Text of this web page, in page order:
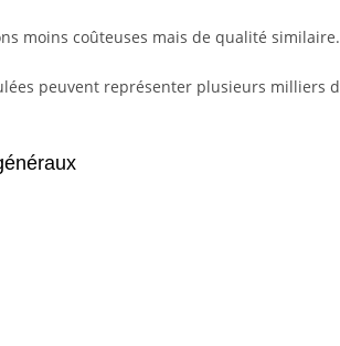
moins coûteuses mais de qualité similaire.
peuvent représenter plusieurs milliers